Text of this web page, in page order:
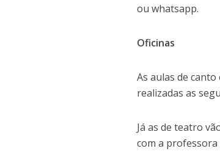
ou whatsapp.
Oficinas
As aulas de
realizadas as
Já as de teatro
com a professora